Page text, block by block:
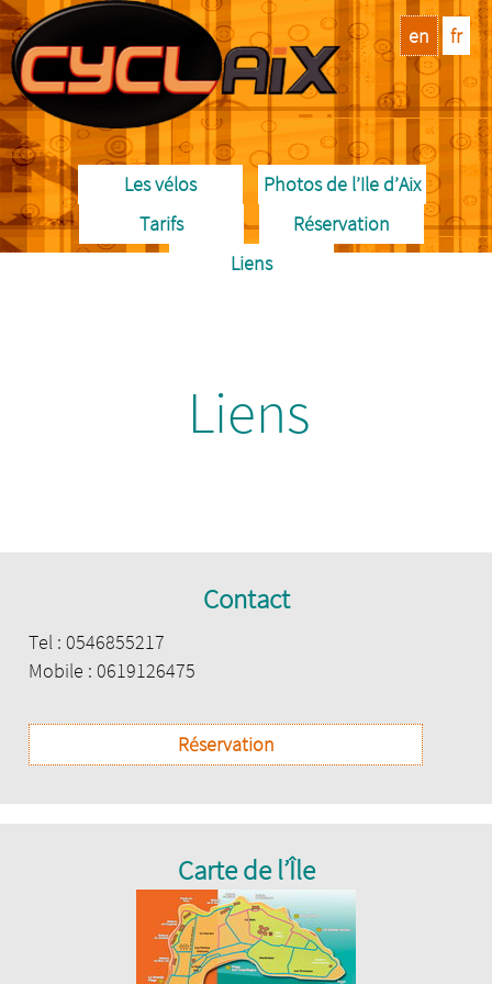
en fr
Les vélos
Photos de l’Ile d’Aix
Tarifs
Réservation
Liens
Liens
Contact
Tel : 0546855217
Mobile : 0619126475
Réservation
Carte de l’Île